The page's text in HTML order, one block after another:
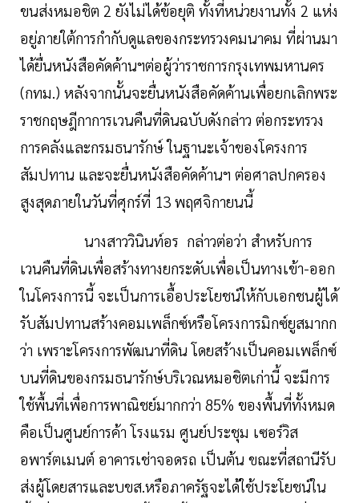
ขนส่งหมอชิต 2 ยังไม่ได้ข้อยุติ ทั้งที่หน่วยงานทั้ง 2 แห่ง
อยู่ภายใต้การกำกับดูแลของกระทรวงคมนาคม ที่ผ่านมา
ได้ยื่นหนังสือคัดค้านฯต่อผู้ว่าราชการกรุงเทพมหานคร
(กทม.) หลังจากนั้นจะยื่นหนังสือคัดค้านเพื่อยกเลิกพระ
ราชกฤษฎีกาการเวนคืนที่ดินฉบับดังกล่าว ต่อกระทรวง
การคลังและกรมธนารักษ์ ในฐานะเจ้าของโครงการ
สัมปทาน และจะยื่นหนังสือคัดค้านฯ ต่อศาลปกครอง
สูงสุดภายในวันที่ศุกร์ที่ 13 พฤศจิกายนนี้
นางสาววินินท์อร กล่าวต่อว่า สำหรับการ
เวนคืนที่ดินเพื่อสร้างทางยกระดับเพื่อเป็นทางเข้า-ออก
ในโครงการนี้ จะเป็นการเอื้อประโยชน์ให้กับเอกชนผู้ได้
รับสัมปทานสร้างคอมเพล็กซ์หรือโครงการมิกซ์ยูสมากก
ว่า เพราะโครงการพัฒนาที่ดิน โดยสร้างเป็นคอมเพล็กซ์
บนที่ดินของกรมธนารักษ์บริเวณหมอชิตเก่านี้ จะมีการ
ใช้พื้นที่เพื่อการพาณิชย์มากกว่า 85% ของพื้นที่ทั้งหมด
คือเป็นศูนย์การค้า โรงแรม ศูนย์ประชุม เซอร์วิส
อพาร์ตเมนต์ อาคารเช่าจอดรถ เป็นต้น ขณะที่สถานีรับ
ส่งผู้โดยสารและบขส.หรือภาครัฐจะได้ใช้ประโยชน์ใน